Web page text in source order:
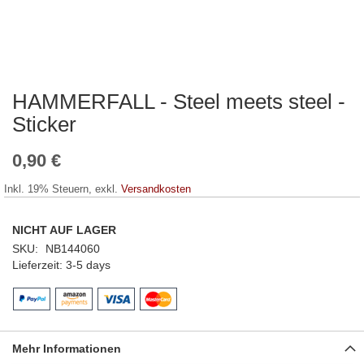
HAMMERFALL - Steel meets steel -
Sticker
0,90 €
Inkl. 19% Steuern, exkl. Versandkosten
NICHT AUF LAGER
SKU
NB144060
Lieferzeit 3-5 days
Zum
Anfang
der
springen
Mehr Informationen